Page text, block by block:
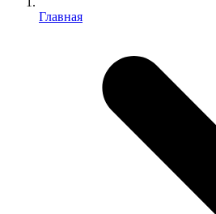
Главная